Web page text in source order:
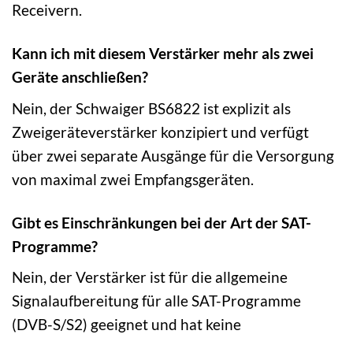
Receivern.
Kann ich mit diesem Verstärker mehr als zwei
Geräte anschließen?
Nein, der Schwaiger BS6822 ist explizit als
Zweigeräteverstärker konzipiert und verfügt
über zwei separate Ausgänge für die Versorgung
von maximal zwei Empfangsgeräten.
Gibt es Einschränkungen bei der Art der SAT-
Programme?
Nein, der Verstärker ist für die allgemeine
Signalaufbereitung für alle SAT-Programme
(DVB-S/S2) geeignet und hat keine